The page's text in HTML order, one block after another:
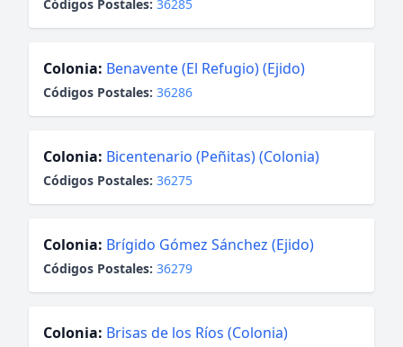
Códigos Postales: 36285
Colonia: Benavente (El Refugio) (Ejido)
Códigos Postales: 36286
Colonia: Bicentenario (Peñitas) (Colonia)
Códigos Postales: 36275
Colonia: Brígido Gómez Sánchez (Ejido)
Códigos Postales: 36279
Colonia: Brisas de los Ríos (Colonia)